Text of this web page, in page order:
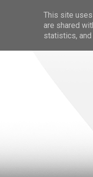
This site
are shared
statistics,